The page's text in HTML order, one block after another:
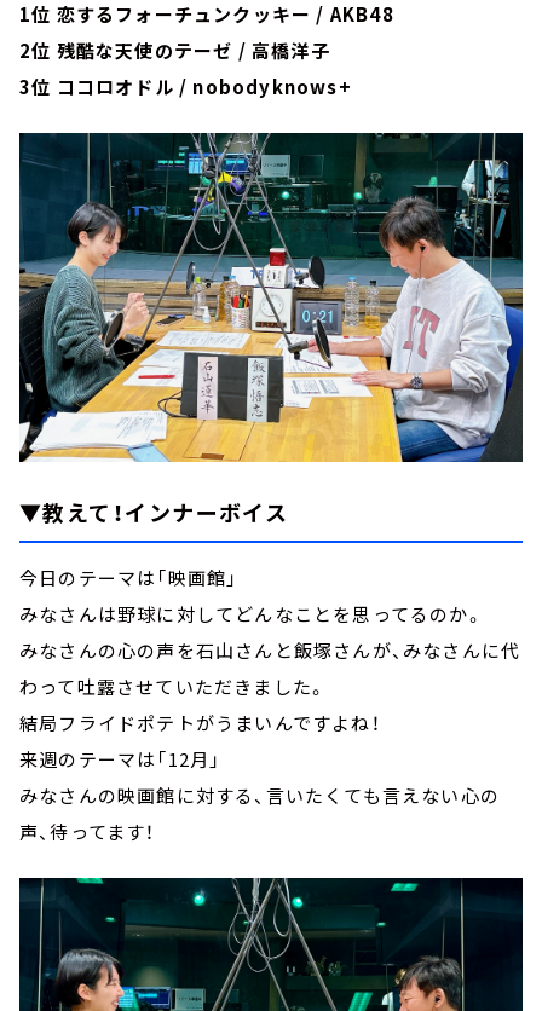
1位 恋するフォーチュンクッキー / AKB48
2位 残酷な天使のテーゼ / 高橋洋子
3位 ココロオドル / nobodyknows+
▼教えて！インナーボイス
今日のテーマは「映画館」
みなさんは野球に対してどんなことを思ってるのか。
みなさんの心の声を石山さんと飯塚さんが、みなさんに代
わって吐露させていただきました。
結局フライドポテトがうまいんですよね！
来週のテーマは「12月」
みなさんの映画館に対する、言いたくても言えない心の
声、待ってます！